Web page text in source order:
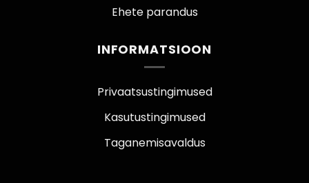
Ehete parandus
INFORMATSIOON
Privaatsustingimused
Kasutustingimused
Taganemisavaldus